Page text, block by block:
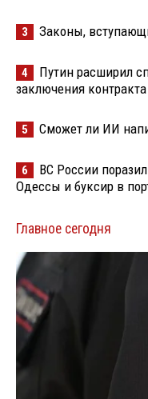
3 Законы,
4
Путин расширил
заключения
5 Сможет ли ИИ
6
ВС России
Одессы и буксир в
Главное сегодня